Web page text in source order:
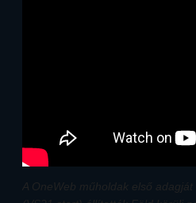
A OneWeb műholdak első